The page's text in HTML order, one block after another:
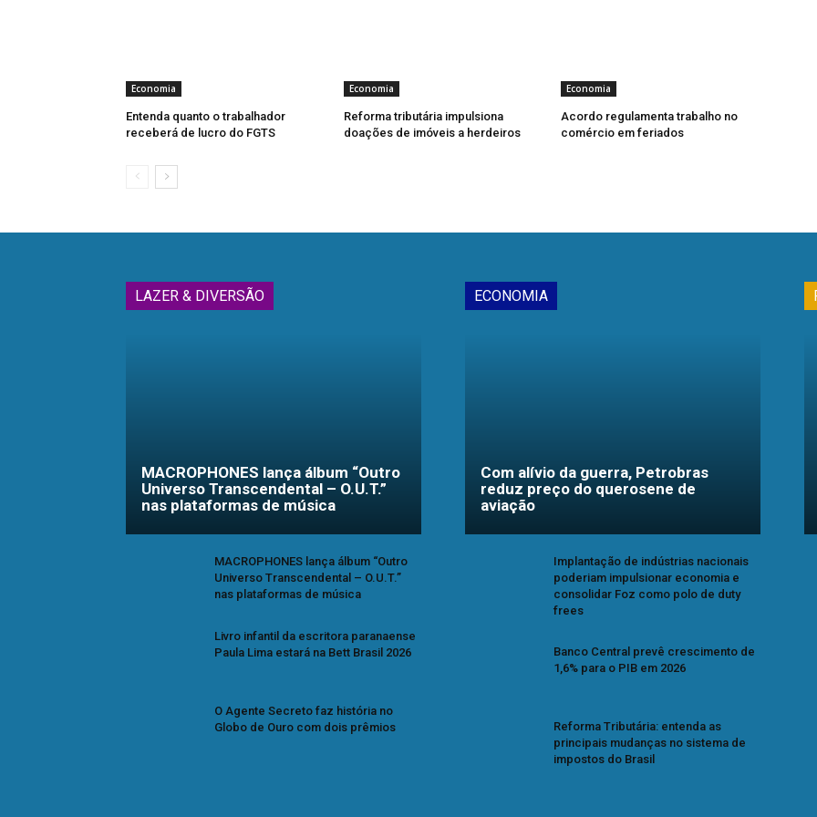
Economia
Entenda quanto o trabalhador
receberá de lucro do FGTS
Economia
Reforma tributária impulsiona
doações de imóveis a herdeiros
Economia
Acordo regulamenta trabalho no
comércio em feriados
LAZER & DIVERSÃO
MACROPHONES lança álbum “Outro
Universo Transcendental – O.U.T.”
nas plataformas de música
MACROPHONES lança álbum “Outro
Universo Transcendental – O.U.T.”
nas plataformas de música
Livro infantil da escritora paranaense
Paula Lima estará na Bett Brasil 2026
O Agente Secreto faz história no
Globo de Ouro com dois prêmios
ECONOMIA
Com alívio da guerra, Petrobras
reduz preço do querosene de
aviação
Implantação de indústrias nacionais
poderiam impulsionar economia e
consolidar Foz como polo de duty
frees
Banco Central prevê crescimento de
1,6% para o PIB em 2026
Reforma Tributária: entenda as
principais mudanças no sistema de
impostos do Brasil